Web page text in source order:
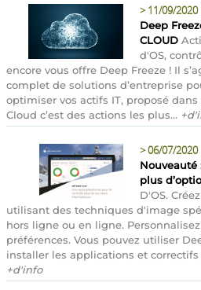
> 11/09/2020
Deep
CLOUD
d'OS,
encore vous offre Deep Freeze ! Il
complet de solutions d’entreprise
optimiser vos actifs IT, proposé
Cloud c’est des actions les plus...
>06/07/2020
Nouveauté
plus
D'OS.
utilisant des techniques d'image
hors ligne ou en ligne.
préférences. Vous pouvez utiliser
installer les applications et correctifs
+d'info